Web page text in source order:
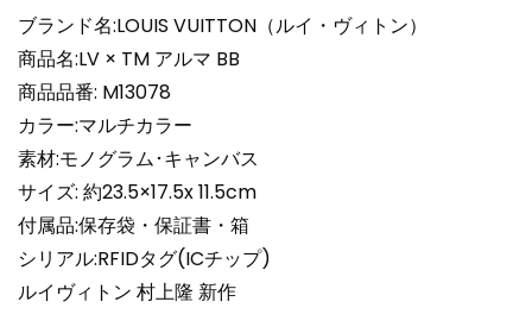
バ
ッ
グ
レ
デ
ィ
ー
ス
超
N
品
ブランド名:LOUIS VUITTON（ルイ・ヴィトン）
商品名:LV × TM アルマ BB
商品品番: M13078
カラー:マルチカラー
素材:モノグラム･キャンバス
サイズ: 約23.5×17.5x 11.5cm
付属品:保存袋・保証書・箱
シリアル:RFIDタグ(ICチップ)
ルイヴィトン 村上隆 新作